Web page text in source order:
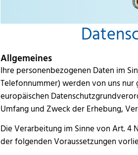
Allgemeines
Ihre personenbezogenen Daten im
Telefonnummer) werden von uns
europäischen
Umfang und Zweck der Erhebung,
Die Verarbeitung im Sinne von Art. 4
der folgenden Voraussetzungen